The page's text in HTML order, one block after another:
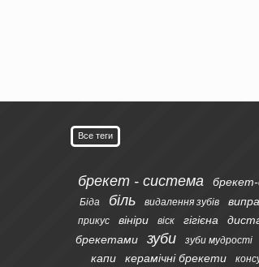
Все теги
брекет - система
Біда біль видалення зубів
прикус
вініри віск гігієна
брекетами
зуби зуби мудрості
капи керамічні брекети